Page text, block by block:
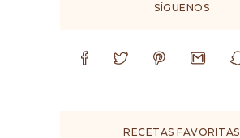
SÍGUENOS
RECETAS FAVORITAS